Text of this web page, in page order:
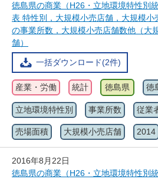
徳島県の商業（H26・立地環境特性別
表 特性別，大規模小売店舗，大規模小
の事業所数，大規模小売店舗数他（大
舗）
一括ダウンロード(2件)
産業・労働 統計 徳島県 徳
立地環境特性別 事業所数 従業
売場面積 大規模小売店舗 2014
2016年8月22日
徳島県の商業（H26・立地環境特性別